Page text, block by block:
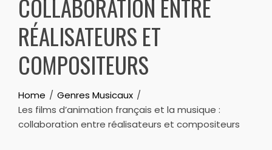
COLLABORATION ENTRE
RÉALISATEURS ET
COMPOSITEURS
Home
Genres Musicaux
Les films d’animation français et la musique :
collaboration entre réalisateurs et compositeurs